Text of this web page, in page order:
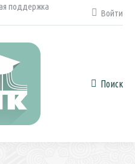
поддержка
Войти
Поиск:
Поиск